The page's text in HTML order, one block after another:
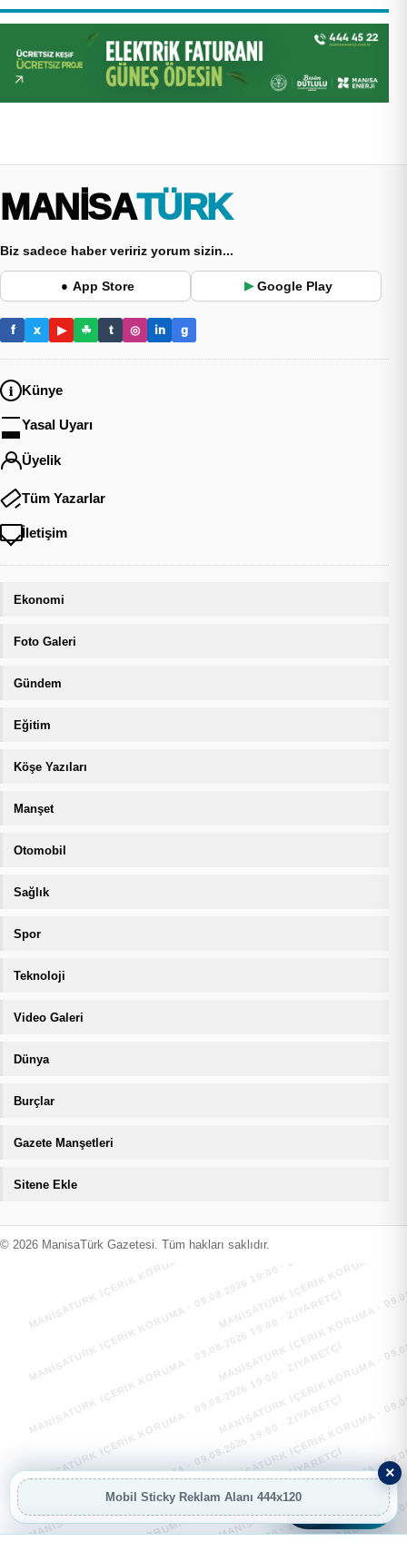
MANİSA TÜRK
Biz sadece haber veririz yorum sizin...
● App Store ▶ Google Play
f x ▶ ☘ t ◎ in g
Künye
Yasal Uyarı
Üyelik
Tüm Yazarlar
İletişim
Ekonomi
Foto Galeri
Gündem
Eğitim
Köşe Yazıları
Manşet
Otomobil
Sağlık
Spor
Teknoloji
Video Galeri
Dünya
Burçlar
Gazete Manşetleri
Sitene Ekle
© 2026 ManisaTürk Gazetesi. Tüm hakları saklıdır.
×
Mobil Sticky Reklam Alanı 444x120
MANİSATÜRK İÇERİK KORUMA · 09.08.2026 19:00 · ZIYARETÇI
MANİSATÜRK İÇERİK KORUMA
MANİSATÜRK İÇERİK KORUMA · 09.08.2026 19:00 · ZIYARETÇI
MANİSATÜRK İÇERİK KORUMA
MANİSATÜRK İÇERİK KORUMA · 09.08.2026 19:00 · ZIYARETÇI
MANİSATÜRK İÇERİK KORUMA
MANİSATÜRK İÇERİK KORUMA · 09.08.2026 19:00 · ZIYARETÇI
MANİSATÜRK İÇERİK KORUMA
MANİSATÜRK İÇERİK KORUMA · 09.08.2026 19:00 · ZIYARETÇI
MANİSATÜRK İÇERİK KORUMA